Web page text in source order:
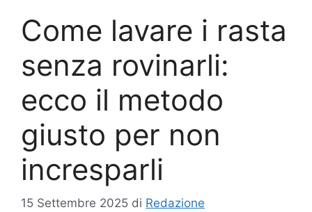
Come lavare i rasta
senza rovinarli:
ecco il metodo
giusto per non
incresparli
15 Settembre 2025 di Redazione